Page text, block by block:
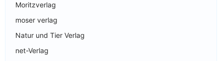
Moritzverlag
moser verlag
Natur und Tier Verlag
net-Verlag